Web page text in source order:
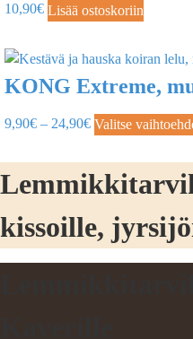
10,90€ Lisää ostoskoriin
KONG Extreme,
9,90€ – 24,90€ Valitse
kissoille,